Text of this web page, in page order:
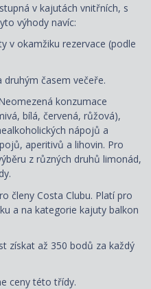
v kajutách vnitřních, s
výhody navíc:
v okamžiku rezervace (podle
časem večeře.
konzumace
bílá, červená, růžová),
nápojů a
aperitivů a lihovin. Pro
z různých druhů limonád,
členy Costa Clubu. Platí pro
a na kategorie kajuty balkon
získat až 350 bodů za každý
ceny této třídy.